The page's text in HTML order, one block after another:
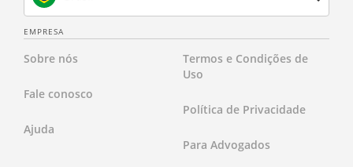
França
Holanda
EMPRESA
Sobre nós
Fale conosco
Ajuda
Termos e Condições de
Uso
Política de Privacidade
Para Advogados